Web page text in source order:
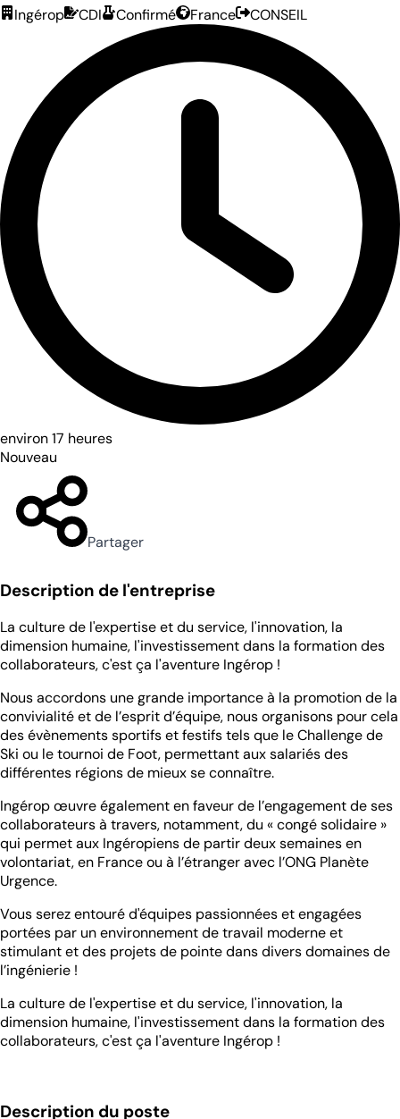
Ingérop CDI Confirmé France CONSEIL
environ 17 heures
Nouveau
Partager
Description de l'entreprise
La culture de l'expertise et du service, l'innovation, la
dimension humaine, l'investissement dans la formation des
collaborateurs, c'est ça l'aventure Ingérop !
Nous accordons une grande importance à la promotion de la
convivialité et de l’esprit d’équipe, nous organisons pour cela
des évènements sportifs et festifs tels que le Challenge de
Ski ou le tournoi de Foot, permettant aux salariés des
différentes régions de mieux se connaître.
Ingérop œuvre également en faveur de l’engagement de ses
collaborateurs à travers, notamment, du « congé solidaire »
qui permet aux Ingéropiens de partir deux semaines en
volontariat, en France ou à l’étranger avec l’ONG Planète
Urgence.
Vous serez entouré d'équipes passionnées et engagées
portées par un environnement de travail moderne et
stimulant et des projets de pointe dans divers domaines de
l’ingénierie !
La culture de l'expertise et du service, l'innovation, la
dimension humaine, l'investissement dans la formation des
collaborateurs, c'est ça l'aventure Ingérop !
Description du poste